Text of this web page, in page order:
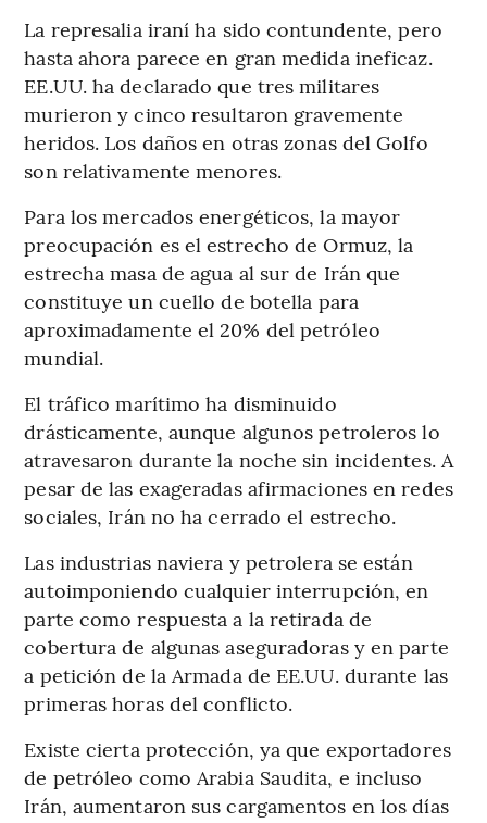
La represalia iraní ha sido contundente, pero
hasta ahora parece en gran medida ineficaz.
EE.UU. ha declarado que tres militares
murieron y cinco resultaron gravemente
heridos. Los daños en otras zonas del Golfo
son relativamente menores.
Para los mercados energéticos, la mayor
preocupación es el estrecho de Ormuz, la
estrecha masa de agua al sur de Irán que
constituye un cuello de botella para
aproximadamente el 20% del petróleo
mundial.
El tráfico marítimo ha disminuido
drásticamente, aunque algunos petroleros lo
atravesaron durante la noche sin incidentes. A
pesar de las exageradas afirmaciones en redes
sociales, Irán no ha cerrado el estrecho.
Las industrias naviera y petrolera se están
autoimponiendo cualquier interrupción, en
parte como respuesta a la retirada de
cobertura de algunas aseguradoras y en parte
a petición de la Armada de EE.UU. durante las
primeras horas del conflicto.
Existe cierta protección, ya que exportadores
de petróleo como Arabia Saudita, e incluso
Irán, aumentaron sus cargamentos en los días